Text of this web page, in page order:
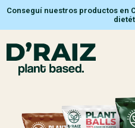
Conseguí nuestros productos en